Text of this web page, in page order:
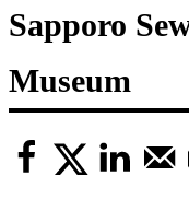
Sapporo
Museum